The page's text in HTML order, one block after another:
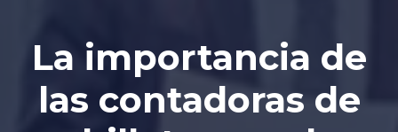
La importancia de
las contadoras de